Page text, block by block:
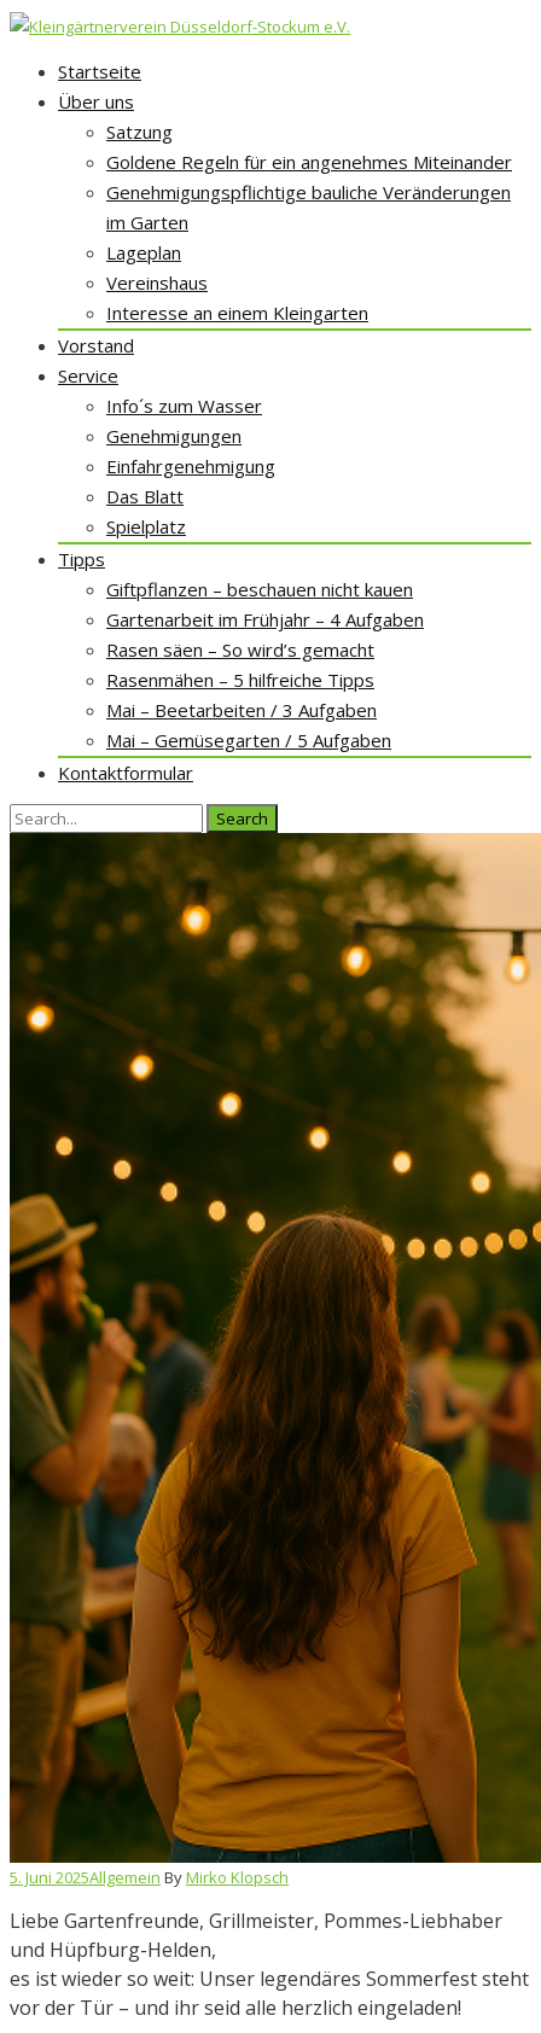
Skip
Startseite
Über uns
Satzung
Goldene Regeln für ein angenehmes Miteinander
Genehmigungspflichtige bauliche Veränderungen
im Garten
Lageplan
Vereinshaus
Interesse an einem Kleingarten
Vorstand
Service
Info´s zum Wasser
Genehmigungen
Einfahrgenehmigung
Das Blatt
Spielplatz
Tipps
Giftpflanzen – beschauen nicht kauen
Gartenarbeit im Frühjahr – 4 Aufgaben
Rasen säen – So wird’s gemacht
Rasenmähen – 5 hilfreiche Tipps
Mai – Beetarbeiten / 3 Aufgaben
Mai – Gemüsegarten / 5 Aufgaben
Kontaktformular
Search
5. Juni 2025Allgemein ByMirko Klopsch
Liebe Gartenfreunde, Grillmeister, Pommes-Liebhaber
und Hüpfburg-Helden,
es ist wieder so weit: Unser legendäres Sommerfest steht
vor der Tür – und ihr seid alle herzlich eingeladen!